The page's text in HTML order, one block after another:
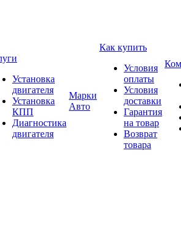
Установка
двигателя
Установка
КПП
Диагностика
двигателя
Марки
Авто
Как купить
Условия
оплаты
Условия
доставки
Гарантия
на товар
Возврат
товара